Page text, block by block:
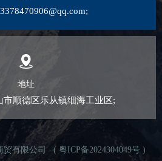
地址
市顺德区乐从镇细海工业区;
有限公司 ( 粤ICP备2024304049号 )